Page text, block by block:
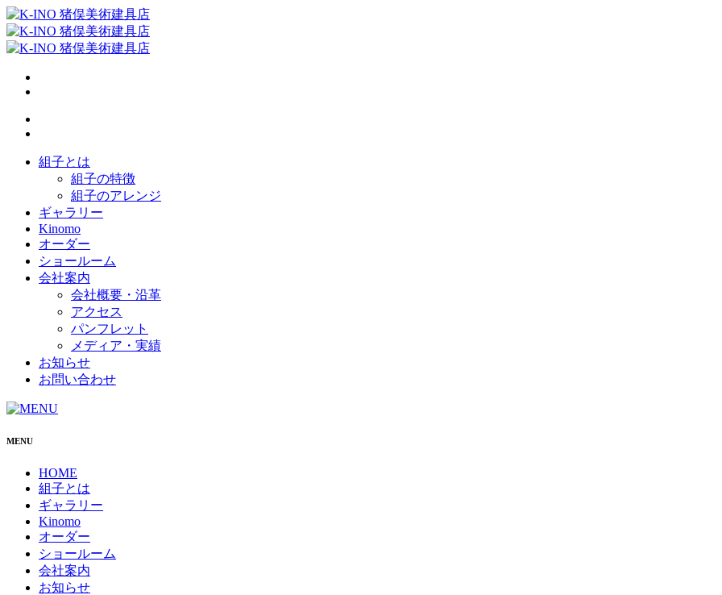
組子とは
組子の特徴
組子のアレンジ
ギャラリー
Kinomo
オーダー
ショールーム
会社案内
会社概要・沿革
アクセス
パンフレット
メディア・実績
お知らせ
お問い合わせ
MENU
HOME
組子とは
ギャラリー
Kinomo
オーダー
ショールーム
会社案内
お知らせ